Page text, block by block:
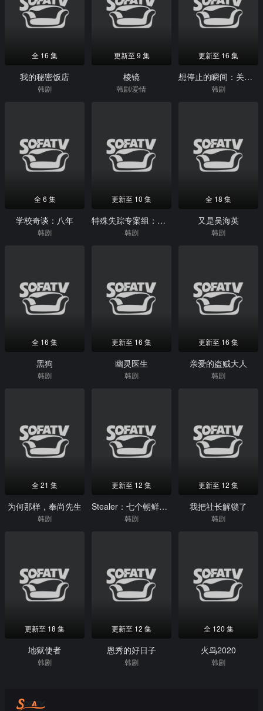
全 16 集
我的秘密饭店
韩剧
更新至 9 集
棱镜
韩剧/爱情
更新至 16 集
想停止的瞬间：关于时间
韩剧
全 6 集
学校奇谈：八年
韩剧
更新至 10 集
特殊失踪专案组：失踪的黑色M
韩剧
全 18 集
又是吴海英
韩剧
全 16 集
黑狗
韩剧
更新至 16 集
幽灵医生
韩剧
更新至 16 集
亲爱的盗贼大人
韩剧
全 21 集
为何那样，奉尚先生
韩剧
更新至 12 集
Stealer：七个朝鲜通宝
韩剧
更新至 12 集
我把社长解锁了
韩剧
更新至 18 集
地狱使者
韩剧
更新至 12 集
恩秀的好日子
韩剧
全 120 集
火鸟2020
韩剧